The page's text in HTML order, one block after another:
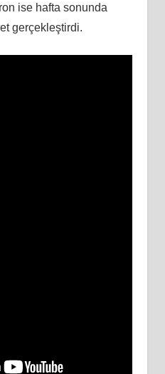
ise hafta sonunda
gerçekleştirdi.